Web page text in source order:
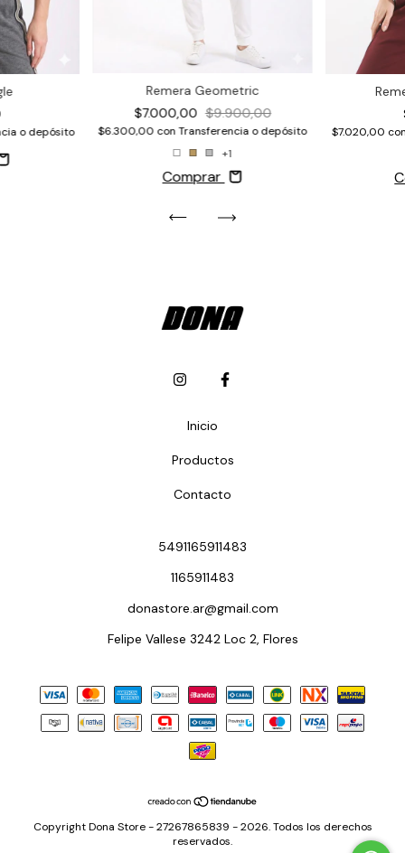
o depósito
Remera Geometric
$7.000,00 $9.900,00
$6.300,00 con Transferencia o depósito
+1
Comprar
$7.020,00
Inicio
Productos
Contacto
5491165911483
1165911483
donastore.ar@gmail.com
Felipe Vallese 3242 Loc 2, Flores
Copyright Dona Store - 27267865839 - 2026. Todos los derechos
reservados.